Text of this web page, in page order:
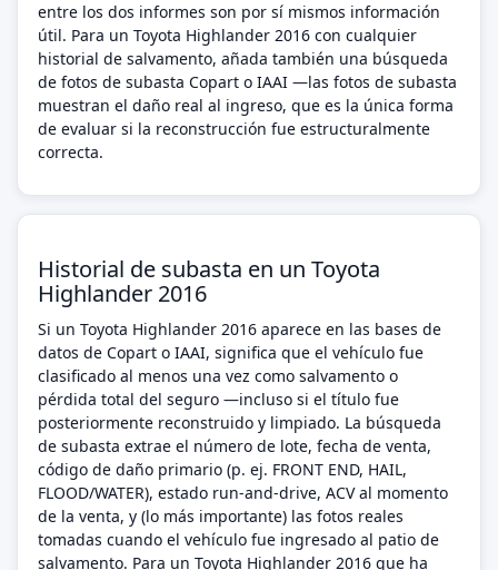
entre los dos informes son por sí mismos información
útil. Para un Toyota Highlander 2016 con cualquier
historial de salvamento, añada también una búsqueda
de fotos de subasta Copart o IAAI —las fotos de subasta
muestran el daño real al ingreso, que es la única forma
de evaluar si la reconstrucción fue estructuralmente
correcta.
Historial de subasta en un Toyota
Highlander 2016
Si un Toyota Highlander 2016 aparece en las bases de
datos de Copart o IAAI, significa que el vehículo fue
clasificado al menos una vez como salvamento o
pérdida total del seguro —incluso si el título fue
posteriormente reconstruido y limpiado. La búsqueda
de subasta extrae el número de lote, fecha de venta,
código de daño primario (p. ej. FRONT END, HAIL,
FLOOD/WATER), estado run-and-drive, ACV al momento
de la venta, y (lo más importante) las fotos reales
tomadas cuando el vehículo fue ingresado al patio de
salvamento. Para un Toyota Highlander 2016 que ha